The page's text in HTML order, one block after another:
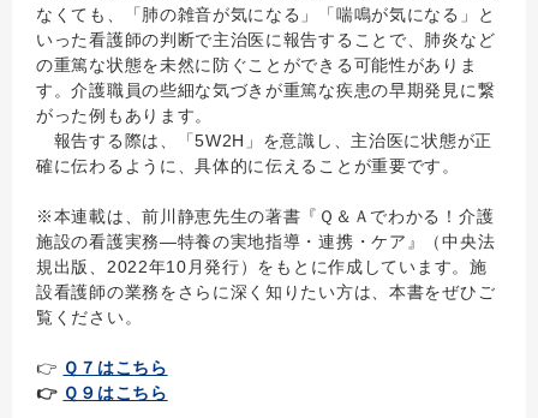
なくても、「肺の雑音が気になる」「喘鳴が気になる」と
いった看護師の判断で主治医に報告することで、肺炎など
の重篤な状態を未然に防ぐことができる可能性がありま
す。介護職員の些細な気づきが重篤な疾患の早期発見に繋
がった例もあります。
報告する際は、「5W2H」を意識し、主治医に状態が正
確に伝わるように、具体的に伝えることが重要です。
※本連載は、前川静恵先生の著書『Ｑ＆Ａでわかる！介護
施設の看護実務―特養の実地指導・連携・ケア』（中央法
規出版、2022年10月発行）をもとに作成しています。施
設看護師の業務をさらに深く知りたい方は、本書をぜひご
覧ください。
👉 Ｑ７はこちら
👉 Ｑ９はこちら